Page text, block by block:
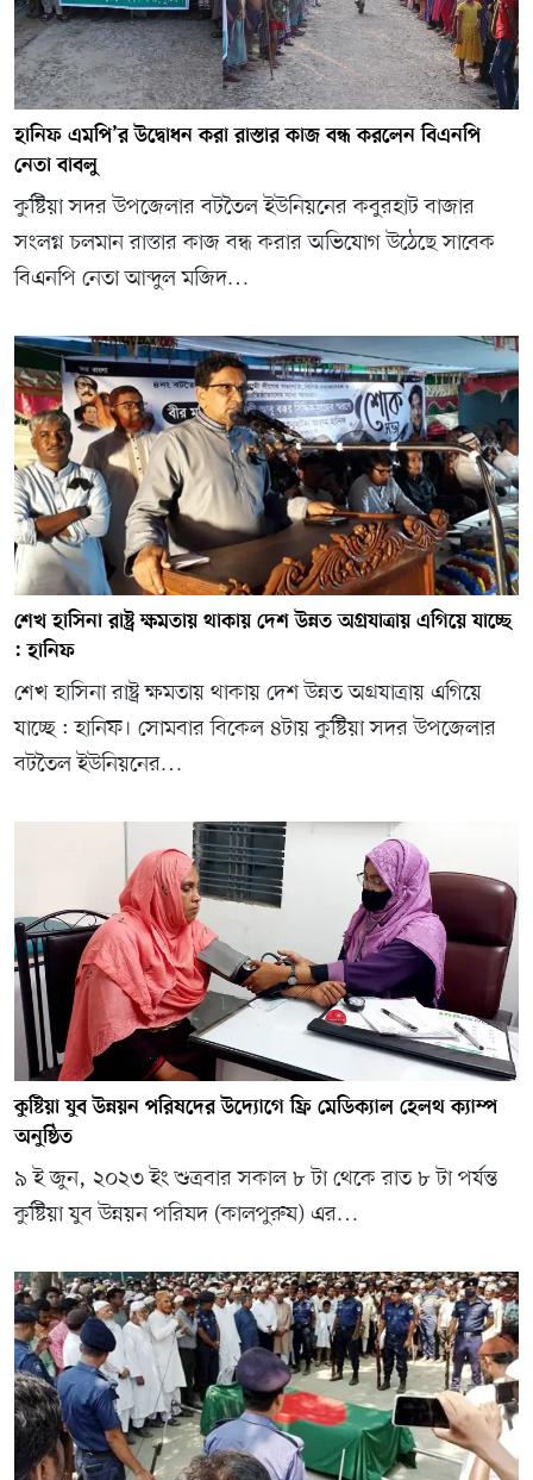
হানিফ এমপি’র উদ্বোধন করা রাস্তার কাজ বন্ধ করলেন বিএনপি
নেতা বাবলু
কুষ্টিয়া সদর উপজেলার বটতৈল ইউনিয়নের কবুরহাট বাজার
সংলগ্ন চলমান রাস্তার কাজ বন্ধ করার অভিযোগ উঠেছে সাবেক
বিএনপি নেতা আব্দুল মজিদ…
শেখ হাসিনা রাষ্ট্র ক্ষমতায় থাকায় দেশ উন্নত অগ্রযাত্রায় এগিয়ে যাচ্ছে
: হানিফ
শেখ হাসিনা রাষ্ট্র ক্ষমতায় থাকায় দেশ উন্নত অগ্রযাত্রায় এগিয়ে
যাচ্ছে : হানিফ। সোমবার বিকেল ৪টায় কুষ্টিয়া সদর উপজেলার
বটতৈল ইউনিয়নের…
কুষ্টিয়া যুব উন্নয়ন পরিষদের উদ্যোগে ফ্রি মেডিক্যাল হেলথ ক্যাম্প
অনুষ্ঠিত
৯ ই জুন, ২০২৩ ইং শুত্রবার সকাল ৮ টা থেকে রাত ৮ টা পর্যন্ত
কুষ্টিয়া যুব উন্নয়ন পরিষদ (কালপুরুষ) এর…